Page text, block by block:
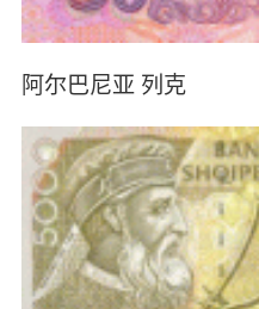
阿尔巴尼亚 列克